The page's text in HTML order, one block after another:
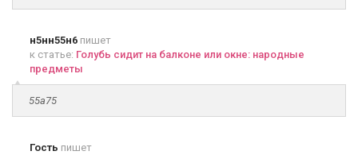
н5нн55н6 пишет
к статье: Голубь сидит на балконе или окне: народные
предметы
55а75
Гость пишет